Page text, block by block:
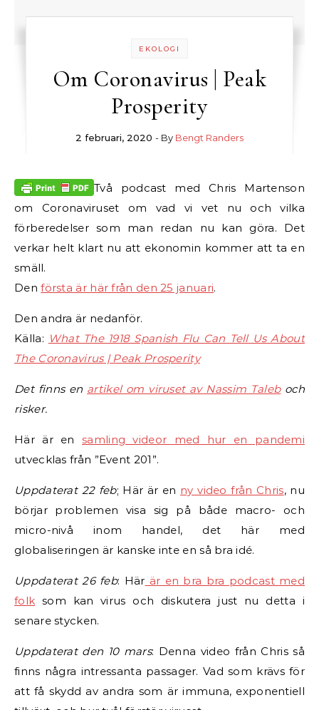
EKOLOGI
Om Coronavirus | Peak
Prosperity
2 februari, 2020 - By Bengt Randers
Två podcast med Chris Martenson
om Coronaviruset om vad vi vet nu och vilka
förberedelser som man redan nu kan göra. Det
verkar helt klart nu att ekonomin kommer att ta en
smäll.
Denförsta är här från den 25 januari.
Den andra är nedanför.
Källa: What The 1918 Spanish Flu Can Tell Us About
The Coronavirus | Peak Prosperity
Det finns en artikel om viruset av Nassim Taleboch
risker.
Här är ensamling videor med hur en pandemi
utvecklas från ”Event 201”.
Uppdaterat 22 feb; Här är en ny video från Chris, nu
börjar problemen visa sig på både macro- och
micro-nivå inom handel, det här med
globaliseringen är kanske inte en så bra idé.
Uppdaterat 26 feb: Här är en bra bra podcast med
folk som kan virus och diskutera just nu detta i
senare stycken.
Uppdaterat den 10 mars: Denna video från Chris så
finns några intressanta passager. Vad som krävs för
att få skydd av andra som är immuna, exponentiell